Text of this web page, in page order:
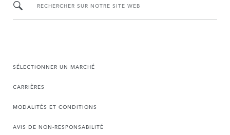
RECHERCHER SUR NOTRE SITE WEB
SÉLECTIONNER UN MARCHÉ
CARRIÈRES
MODALITÉS ET CONDITIONS
AVIS DE NON-RESPONSABILITÉ